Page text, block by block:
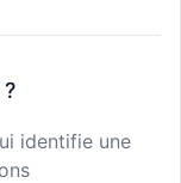
identifie une